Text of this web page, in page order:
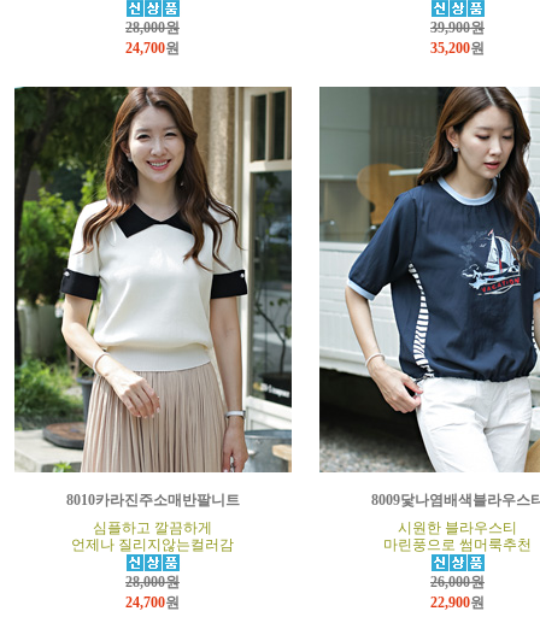
28,000원
24,700원
39,900원
35,200원
8010카라진주소매반팔니트
심플하고 깔끔하게
언제나 질리지않는컬러감
28,000원
24,700원
8009닻나염배색블라우스
시원한 블라우스티
마린풍으로 썸머룩추천
26,000원
22,900원